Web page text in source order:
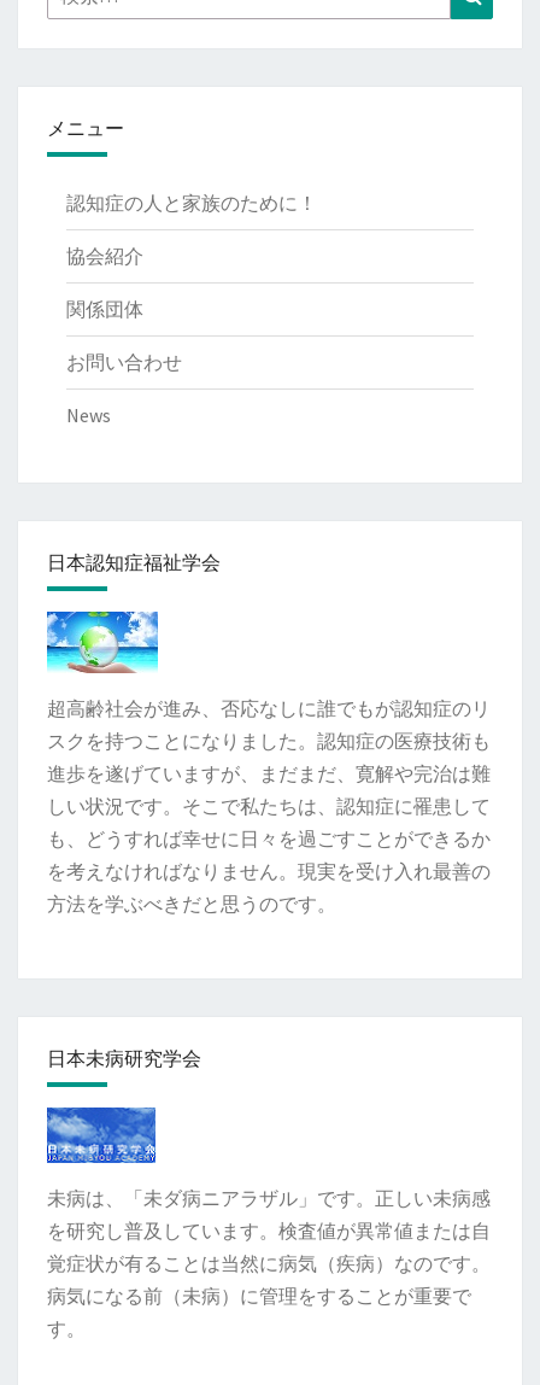
索:
索
メニュー
認知症の人と家族のために！
協会紹介
関係団体
お問い合わせ
News
日本認知症福祉学会
超高齢社会が進み、否応なしに誰でもが認知症のリ
スクを持つことになりました。認知症の医療技術も
進歩を遂げていますが、まだまだ、寛解や完治は難
しい状況です。そこで私たちは、認知症に罹患して
も、どうすれば幸せに日々を過ごすことができるか
を考えなければなりません。現実を受け入れ最善の
方法を学ぶべきだと思うのです。
日本未病研究学会
未病は、「未ダ病ニアラザル」です。正しい未病感
を研究し普及しています。検査値が異常値または自
覚症状が有ることは当然に病気（疾病）なのです。
病気になる前（未病）に管理をすることが重要で
す。